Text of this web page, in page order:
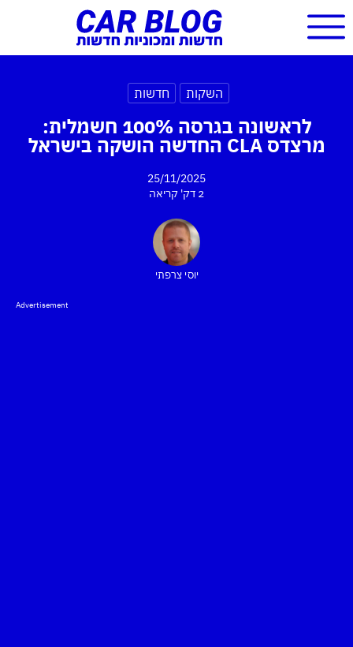
השקות חדשות
לראשונה בגרסה 100% חשמלית:
מרצדס CLA החדשה הושקה בישראל
25/11/2025
2 דק'
קריאה
יוסי צרפתי
Advertisement